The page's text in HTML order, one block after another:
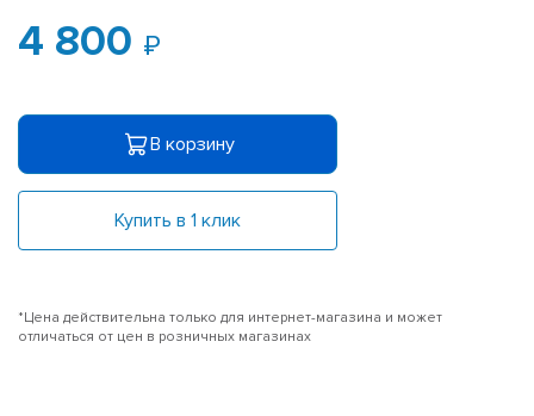
4 800
В корзину
Купить в 1 клик
*Цена действительна только для интернет-магазина и может
отличаться от цен в розничных магазинах